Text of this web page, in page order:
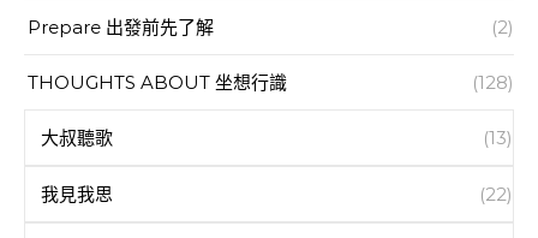
Prepare 出發前先了解 (2)
THOUGHTS ABOUT 坐想行識 (128)
大叔聽歌 (13)
我見我思 (22)